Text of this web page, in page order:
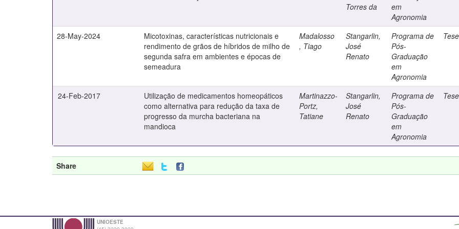
Torres da
em
Agronomia
28-May-2024
Micotoxinas, características nutricionais e
rendimento de grãos de híbridos de milho de
segunda safra em ambientes e épocas de
semeadura
Madalosso
, Tiago
Stangarlin,
José
Renato
Programa de
Pós-
Graduação
em
Agronomia
Tese
24-Feb-2017
Utilização de medicamentos homeopáticos
como alternativa para redução da taxa de
progresso da murcha bacteriana na
mandioca
Martinazzo-
Portz,
Tatiane
Stangarlin,
José
Renato
Programa de
Pós-
Graduação
em
Agronomia
Tese
Share
UNIOESTE